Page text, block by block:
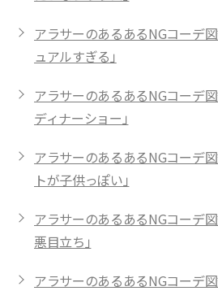
アラサーのあるあるNGコーデ
ュアルすぎる」
アラサーのあるあるNGコーデ
ディナーショー」
アラサーのあるあるNGコーデ
トが子供っぽい」
アラサーのあるあるNGコーデ
悪目立ち」
アラサーのあるあるNGコーデ